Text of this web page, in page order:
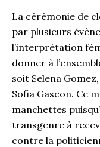
La cérémonie de
par plusieurs
l’interprétation
donner à
soit Selena
Sofia Gascon. Ce
manchettes
transgenre à
contre la